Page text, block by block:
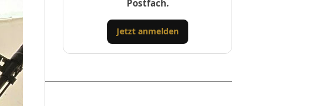
Postfach.
Jetzt anmelden